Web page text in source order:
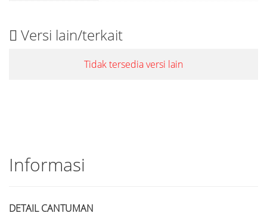
Versi lain/terkait
Tidak tersedia versi lain
Informasi
DETAIL CANTUMAN